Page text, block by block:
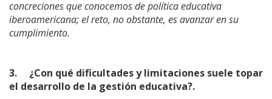
concreciones que conocemos de política educativa
iberoamericana; el reto, no obstante, es avanzar en su
cumplimiento.
3. ¿Con qué dificultades y limitaciones suele topar
el desarrollo de la gestión educativa?.